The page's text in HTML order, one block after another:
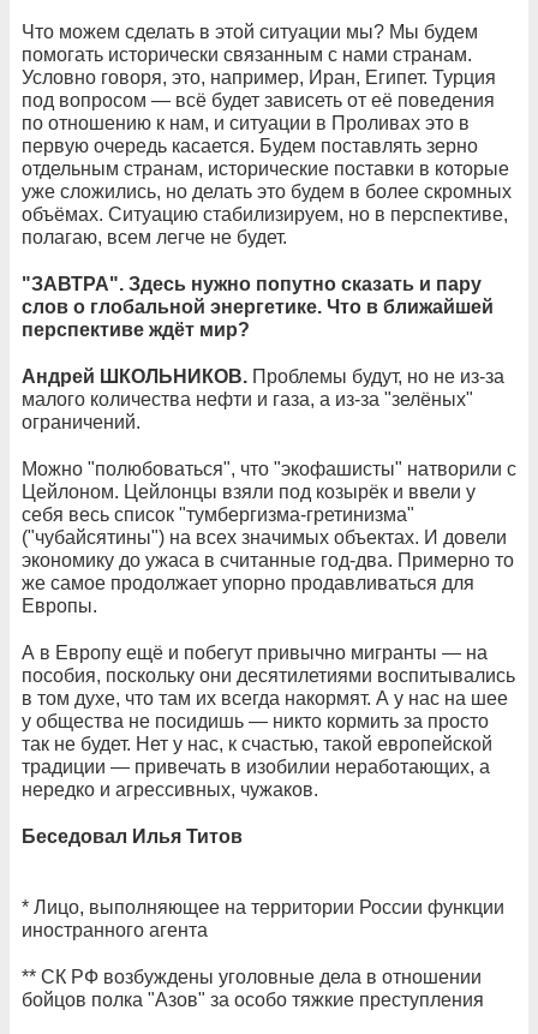
Что можем сделать в этой ситуации мы? Мы будем
помогать исторически связанным с нами странам.
Условно говоря, это, например, Иран, Египет. Турция
под вопросом — всё будет зависеть от её поведения
по отношению к нам, и ситуации в Проливах это в
первую очередь касается. Будем поставлять зерно
отдельным странам, исторические поставки в которые
уже сложились, но делать это будем в более скромных
объёмах. Ситуацию стабилизируем, но в перспективе,
полагаю, всем легче не будет.
"ЗАВТРА". Здесь нужно попутно сказать и пару
слов о глобальной энергетике. Что в ближайшей
перспективе ждёт мир?
Андрей ШКОЛЬНИКОВ. Проблемы будут, но не из-за
малого количества нефти и газа, а из-за "зелёных"
ограничений.
Можно "полюбоваться", что "экофашисты" натворили с
Цейлоном. Цейлонцы взяли под козырёк и ввели у
себя весь список "тумбергизма-гретинизма"
("чубайсятины") на всех значимых объектах. И довели
экономику до ужаса в считанные год-два. Примерно то
же самое продолжает упорно продавливаться для
Европы.
А в Европу ещё и побегут привычно мигранты — на
пособия, поскольку они десятилетиями воспитывались
в том духе, что там их всегда накормят. А у нас на шее
у общества не посидишь — никто кормить за просто
так не будет. Нет у нас, к счастью, такой европейской
традиции — привечать в изобилии неработающих, а
нередко и агрессивных, чужаков.
Беседовал Илья Титов
* Лицо, выполняющее на территории России функции
иностранного агента
** СК РФ возбуждены уголовные дела в отношении
бойцов полка "Азов" за особо тяжкие преступления